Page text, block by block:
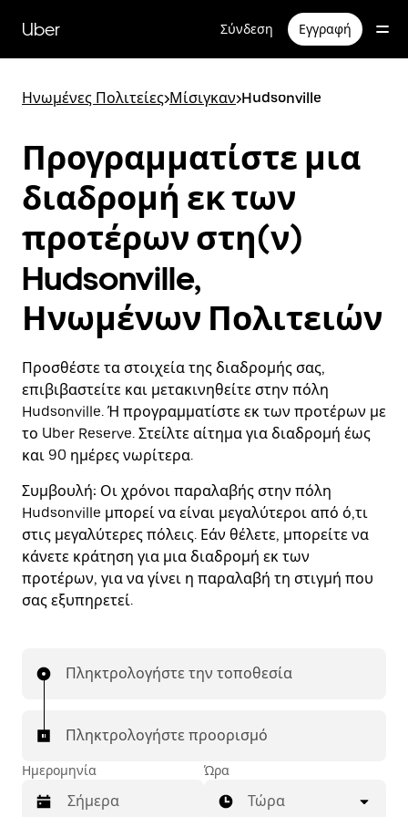
κύριο
περιεχόμενο
Uber Σύνδεση Εγγραφή
Ηνωμένες Πολιτείες>Μίσιγκαν>Hudsonville
Προγραμματίστε μια
διαδρομή εκ των
προτέρων στη(ν)
Hudsonville,
Ηνωμένων Πολιτειών
Προσθέστε τα στοιχεία της διαδρομής σας,
επιβιβαστείτε και μετακινηθείτε στην πόλη
Hudsonville. Ή προγραμματίστε εκ των προτέρων με
το Uber Reserve. Στείλτε αίτημα για διαδρομή έως
και 90 ημέρες νωρίτερα.
Συμβουλή: Οι χρόνοι παραλαβής στην πόλη
Hudsonville μπορεί να είναι μεγαλύτεροι από ό,τι
στις μεγαλύτερες πόλεις. Εάν θέλετε, μπορείτε να
κάνετε κράτηση για μια διαδρομή εκ των
προτέρων, για να γίνει η παραλαβή τη στιγμή που
σας εξυπηρετεί.
Πληκτρολογήστε την τοποθεσία
Πληκτρολογήστε προορισμό
Ημερομηνία Ώρα
Τώρα